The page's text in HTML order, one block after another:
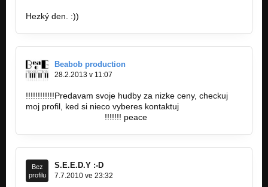
Hezký den. :))
Beabob production
28.2.2013 v 11:07
!!!!!!!!!!!!Predavam svoje hudby za nizke ceny, checkuj
moj profil, ked si nieco vyberes kontaktuj
!!!!!!! peace
Bez
profilu
S.E.E.D.Y :-D
7.7.2010 ve 23:32